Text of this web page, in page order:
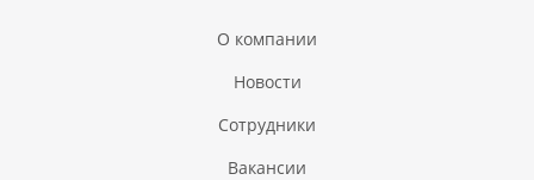
О компании
Новости
Сотрудники
Вакансии